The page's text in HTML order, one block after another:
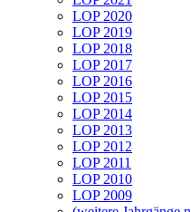
LOP 2020
LOP 2019
LOP 2018
LOP 2017
LOP 2016
LOP 2015
LOP 2014
LOP 2013
LOP 2012
LOP 2011
LOP 2010
LOP 2009